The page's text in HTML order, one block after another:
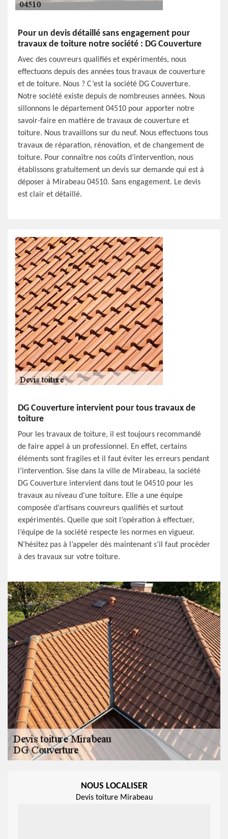
Pour un devis détaillé sans engagement pour
travaux de toiture notre société : DG Couverture
Avec des couvreurs qualifiés et expérimentés, nous
effectuons depuis des années tous travaux de couverture
et de toiture. Nous ? C’est la société DG Couverture.
Notre société existe depuis de nombreuses années. Nous
sillonnons le département 04510 pour apporter notre
savoir-faire en matière de travaux de couverture et
toiture. Nous travaillons sur du neuf. Nous effectuons tous
travaux de réparation, rénovation, et de changement de
toiture. Pour connaître nos coûts d’intervention, nous
établissons gratuitement un devis sur demande qui est à
déposer à Mirabeau 04510. Sans engagement. Le devis
est clair et détaillé.
DG Couverture intervient pour tous travaux de
toiture
Pour les travaux de toiture, il est toujours recommandé
de faire appel à un professionnel. En effet, certains
éléments sont fragiles et il faut éviter les erreurs pendant
l’intervention. Sise dans la ville de Mirabeau, la société
DG Couverture intervient dans tout le 04510 pour les
travaux au niveau d’une toiture. Elle a une équipe
composée d’artisans couvreurs qualifiés et surtout
expérimentés. Quelle que soit l’opération à effectuer,
l’équipe de la société respecte les normes en vigueur.
N’hésitez pas à l’appeler dès maintenant s’il faut procéder
à des travaux sur votre toiture.
NOUS LOCALISER
Devis toiture Mirabeau